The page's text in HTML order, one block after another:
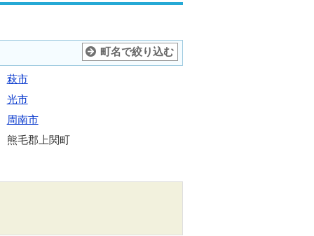
町名で絞り込む
萩市
光市
周南市
熊毛郡上関町